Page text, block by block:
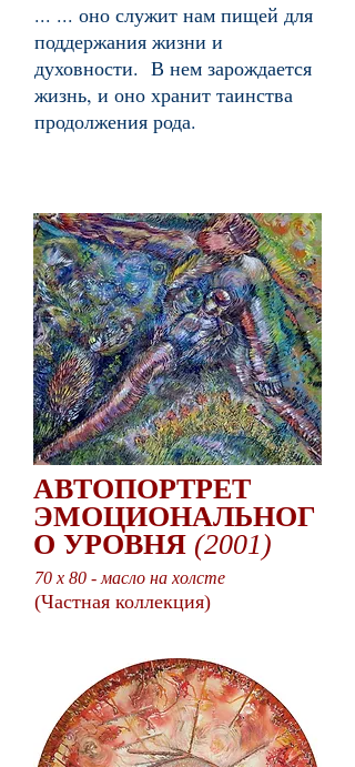
... ... оно служит нам пищей для
поддержания жизни и
духовности. В нем зарождается
жизнь, и оно хранит таинства
продолжения рода.
АВТОПОРТРЕТ
ЭМОЦИОНАЛЬНОГ
О УРОВНЯ (2001)
70 x 80 - масло на холсте
(Частная коллекция)